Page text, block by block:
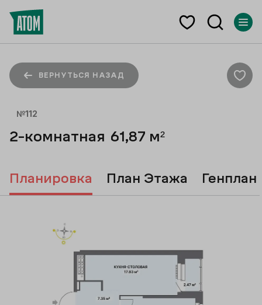
ВЕРНУТЬСЯ НАЗАД
№112
2-комнатная 61,87 м²
Планировка План Этажа Генплан